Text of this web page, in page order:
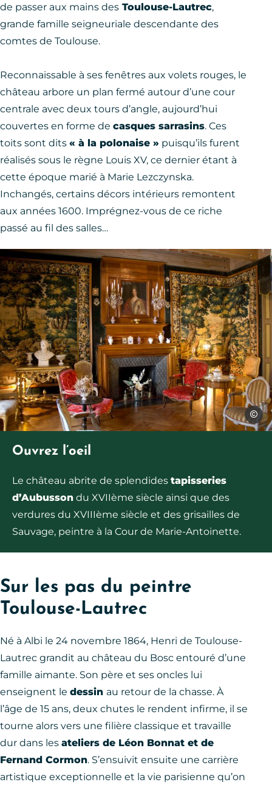
de passer aux mains des Toulouse-Lautrec,
grande famille seigneuriale descendante des
comtes de Toulouse.
Reconnaissable à ses fenêtres aux volets rouges, le
château arbore un plan fermé autour d’une cour
centrale avec deux tours d’angle, aujourd’hui
couvertes en forme de casques sarrasins. Ces
toits sont dits « à la polonaise » puisqu’ils furent
réalisés sous le règne Louis XV, ce dernier étant à
cette époque marié à Marie Lezczynska.
Inchangés, certains décors intérieurs remontent
aux années 1600. Imprégnez-vous de ce riche
passé au fil des salles…
A.
Ouvrez l’oeil
Le château abrite de splendides tapisseries
d’Aubusson du XVIIème siècle ainsi que des
verdures du XVIIIème siècle et des grisailles de
Sauvage, peintre à la Cour de Marie-Antoinette.
Sur les pas du peintre
Toulouse-Lautrec
Né à Albi le 24 novembre 1864, Henri de Toulouse-
Lautrec grandit au château du Bosc entouré d’une
famille aimante. Son père et ses oncles lui
enseignent le dessin au retour de la chasse. À
l’âge de 15 ans, deux chutes le rendent infirme, il se
tourne alors vers une filière classique et travaille
dur dans les ateliers de Léon Bonnat et de
Fernand Cormon. S’ensuivit ensuite une carrière
artistique exceptionnelle et la vie parisienne qu’on